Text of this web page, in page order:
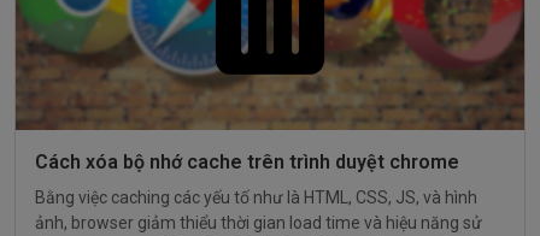
Cách xóa bộ nhớ cache trên trình duyệt chrome
Bằng việc caching các yếu tố như là HTML, CSS, JS, và hình
ảnh, browser giảm thiểu thời gian load time và hiệu năng sử